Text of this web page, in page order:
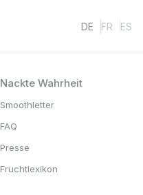
DE FR ES
Nackte Wahrheit
Smoothletter
FAQ
Presse
Fruchtlexikon